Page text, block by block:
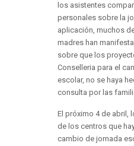
los asistentes
personales sobre la
aplicación, muchos
madres han
sobre que los
Conselleria para el
escolar, no se haya
consulta por las
El próximo 4 de abril,
de los centros que
cambio de jornada